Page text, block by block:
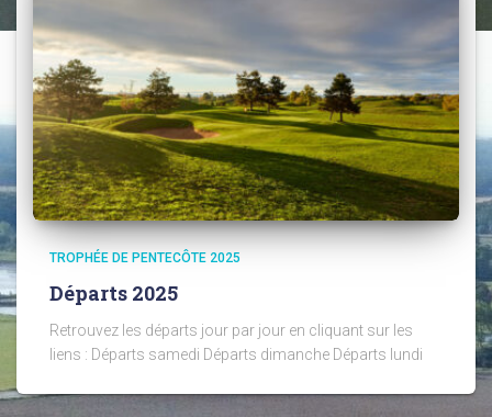
TROPHÉE DE PENTECÔTE 2025
Départs 2025
Retrouvez les départs jour par jour en cliquant sur les
liens : Départs samedi Départs dimanche Départs lundi